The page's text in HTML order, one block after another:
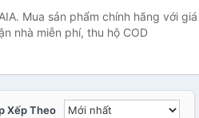
Mua sản phẩm chính hãng với giá
nhà miễn phí, thu hộ COD
Xếp Theo